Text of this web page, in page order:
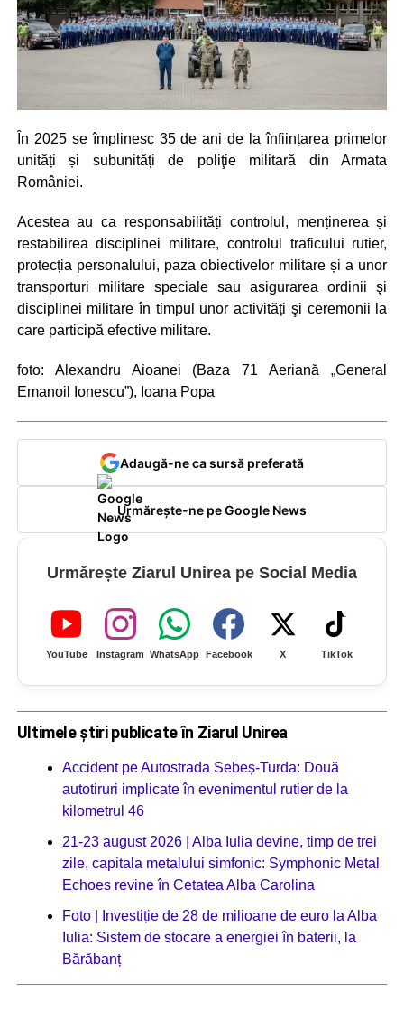
În 2025 se împlinesc 35 de ani de la înființarea primelor
unități și subunități de poliţie militară din Armata
României.
Acestea au ca responsabilități controlul, menținerea și
restabilirea disciplinei militare, controlul traficului rutier,
protecția personalului, paza obiectivelor militare și a unor
transporturi militare speciale sau asigurarea ordinii şi
disciplinei militare în timpul unor activități şi ceremonii la
care participă efective militare.
foto: Alexandru Aioanei (Baza 71 Aeriană „General
Emanoil Ionescu”), Ioana Popa
Adaugă-ne ca sursă preferată
Urmărește-ne pe Google News
Urmărește Ziarul Unirea pe Social Media
YouTube Instagram WhatsApp Facebook X TikTok
Ultimele știri publicate în Ziarul Unirea
Accident pe Autostrada Sebeș-Turda: Două
autotiruri implicate în evenimentul rutier de la
kilometrul 46
21-23 august 2026 | Alba Iulia devine, timp de trei
zile, capitala metalului simfonic: Symphonic Metal
Echoes revine în Cetatea Alba Carolina
Foto | Investiție de 28 de milioane de euro la Alba
Iulia: Sistem de stocare a energiei în baterii, la
Bărăbanț